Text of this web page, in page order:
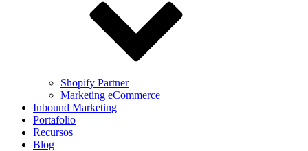
Shopify Partner
Marketing eCommerce
Inbound Marketing
Portafolio
Recursos
Blog